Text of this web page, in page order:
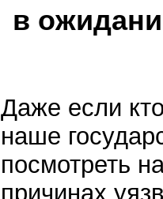
в
Даже если
наше
посмотреть
причинах